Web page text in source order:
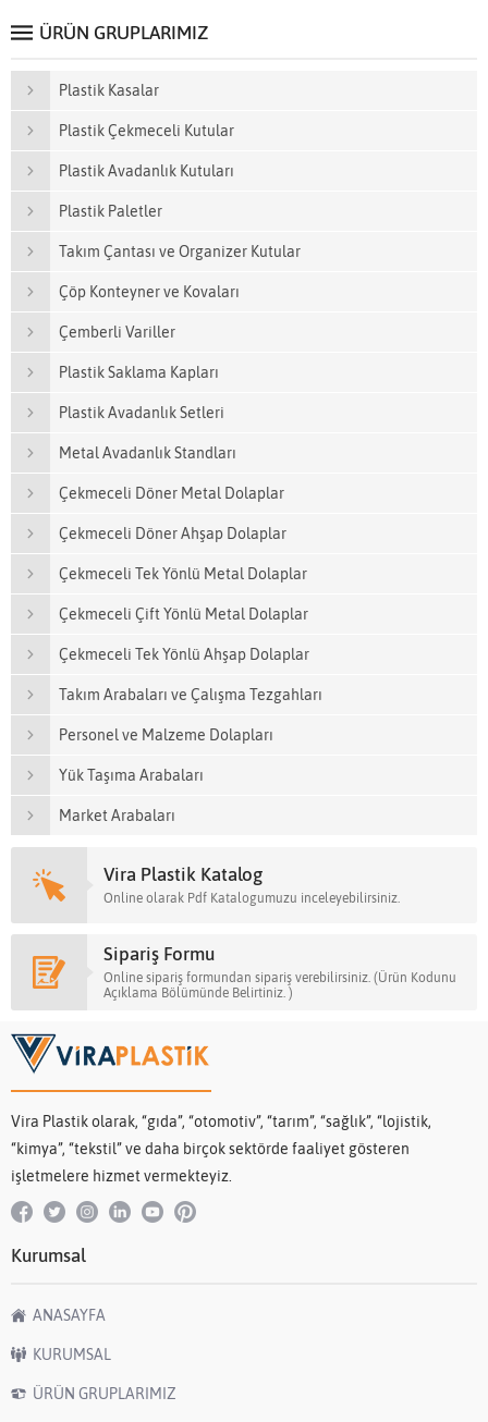
ÜRÜN GRUPLARIMIZ
Plastik Kasalar
Plastik Çekmeceli Kutular
Plastik Avadanlık Kutuları
Plastik Paletler
Takım Çantası ve Organizer Kutular
Çöp Konteyner ve Kovaları
Çemberli Variller
Plastik Saklama Kapları
Plastik Avadanlık Setleri
Metal Avadanlık Standları
Çekmeceli Döner Metal Dolaplar
Çekmeceli Döner Ahşap Dolaplar
Çekmeceli Tek Yönlü Metal Dolaplar
Çekmeceli Çift Yönlü Metal Dolaplar
Çekmeceli Tek Yönlü Ahşap Dolaplar
Takım Arabaları ve Çalışma Tezgahları
Personel ve Malzeme Dolapları
Yük Taşıma Arabaları
Market Arabaları
Vira Plastik Katalog
Online olarak Pdf Katalogumuzu inceleyebilirsiniz.
Sipariş Formu
Online sipariş formundan sipariş verebilirsiniz. (Ürün Kodunu
Açıklama Bölümünde Belirtiniz. )
Vira Plastik olarak, “gıda”, “otomotiv”, “tarım”, “sağlık”, “lojistik,
“kimya”, “tekstil” ve daha birçok sektörde faaliyet gösteren
işletmelere hizmet vermekteyiz.
Kurumsal
ANASAYFA
KURUMSAL
ÜRÜN GRUPLARIMIZ